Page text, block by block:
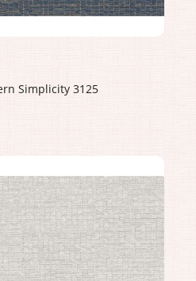
Simplicity 3125